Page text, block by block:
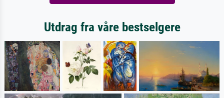
Utdrag fra våre bestselgere